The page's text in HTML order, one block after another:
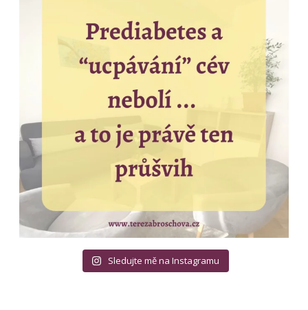
Sledujte mě na Instagramu